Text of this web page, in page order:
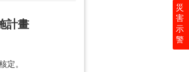
災
害
示
警
計畫
定。